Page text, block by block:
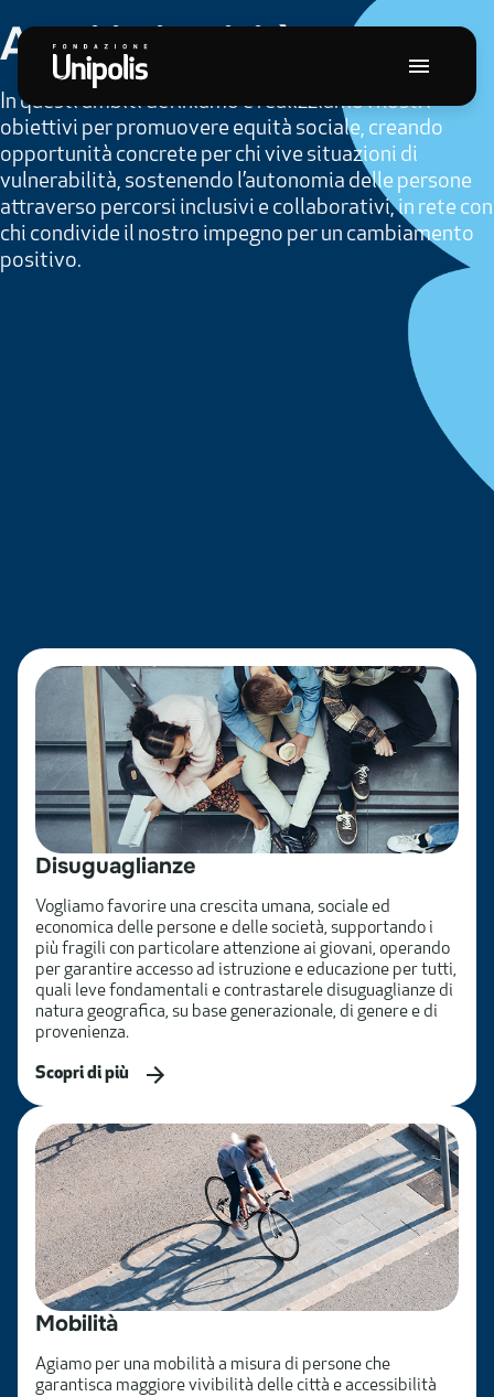
Ambitidiattività
In questiambitidefiniamoerealizziamoinostri
obiettivi per promuovere equità sociale, creando
opportunità concrete per chi vive situazioni di
vulnerabilità, sostenendo l’autonomia delle persone
attraverso percorsi inclusivi e collaborativi,in rete con
chi condivide il nostro impegno per un cambiamento
positivo.
Disuguaglianze
Vogliamo favorire una crescita umana, sociale ed
economica delle persone e delle società, supportando i
più fragili con particolare attenzione ai giovani, operando
per garantire accesso ad istruzione e educazione per tutti,
quali leve fondamentali e contrastarele disuguaglianze di
natura geografica, su base generazionale, di genere e di
provenienza.
Scopri di più
Mobilità
Agiamo per una mobilità a misura di persone che
garantisca maggiore vivibilità delle città e accessibilità